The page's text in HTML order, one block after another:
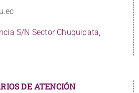
S/N Sector Chuquipata,
DE ATENCIÓN